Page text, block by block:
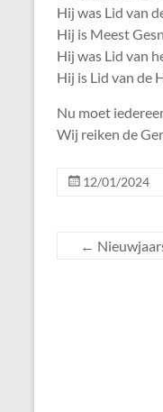
Hij was Lid van
Hij is Meest
Hij was Lid van
Hij is Lid van de
Nu moet
Wij reiken de
12/01/2024
←